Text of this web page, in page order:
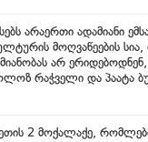
არაერთი ადამიანი
მოღვაწეების
არ
რაჭველი და პაატა
2 მოქალაქე,